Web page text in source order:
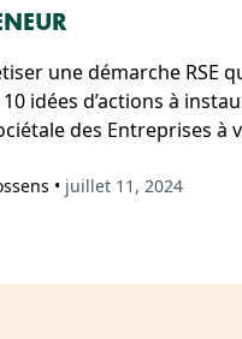
une démarche RSE
idées d’actions à
des Entreprises
• juillet 11, 2024